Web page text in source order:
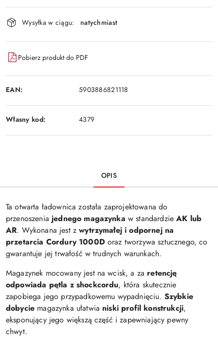
Wyślij
dostawa
Wysyłka w ciągu: natychmiast
Pobierz produkt do PDF
EAN: 5903886821118
Własny kod: 4379
OPIS
Ta otwarta ładownica została zaprojektowana do
przenoszeniajednego magazynka w standardzieAK lub
AR. Wykonana jest zwytrzymałej i odpornej na
przetarcia Cordury 1000Doraz tworzywa sztucznego, co
gwarantuje jej trwałość w trudnych warunkach.
Magazynek mocowany jest na wcisk, a za retencję
odpowiada pętla z shockcordu, która skutecznie
zapobiega jego przypadkowemu wypadnięciu. Szybkie
dobycie magazynka ułatwia niski profil konstrukcji,
eksponujący jego większą część i zapewniający pewny
chwyt.